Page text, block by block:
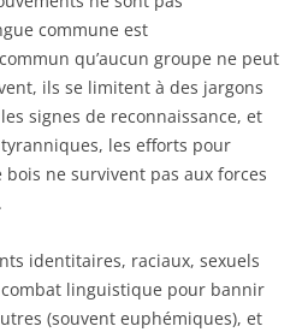
commune est
qu’aucun groupe ne peut
ils se limitent à des jargons
signes de reconnaissance, et
les efforts pour
ne survivent pas aux forces
identitaires, raciaux, sexuels
linguistique pour bannir
(souvent euphémiques), et